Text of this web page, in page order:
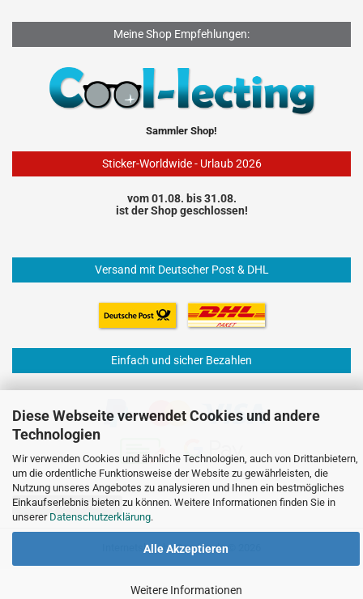
Diese Webseite verwendet Cookies und andere
Technologien
Wir verwenden Cookies und ähnliche Technologien, auch von Drittanbietern,
um die ordentliche Funktionsweise der Website zu gewährleisten, die
Nutzung unseres Angebotes zu analysieren und Ihnen ein bestmögliches
Einkaufserlebnis bieten zu können. Weitere Informationen finden Sie in
unserer Datenschutzerklärung.
Alle Akzeptieren
Weitere Informationen
Meine Shop Empfehlungen:
Sammler Shop!
Sticker-Worldwide - Urlaub 2026
vom 01.08. bis 31.08.
ist der Shop geschlossen!
Versand mit Deutscher Post & DHL
Einfach und sicher Bezahlen
Vertrag widerrufen
Internetshopby Gambio.de © 2026